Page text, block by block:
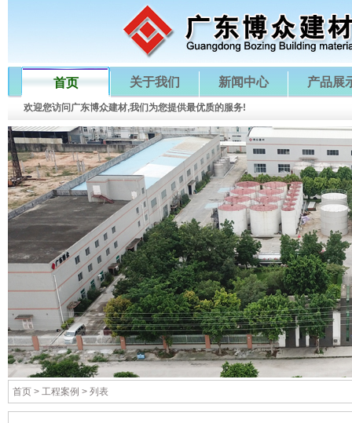
首页
欢迎您访问广东博众建材,我们为您提供最优质的服务!
关于我们 新闻中心 产品展
首页 > 工程案例 > 列表